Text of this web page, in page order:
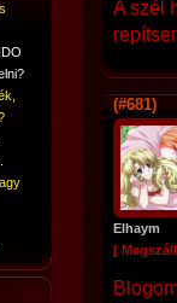
A szél
(#681)
Elhaym
[